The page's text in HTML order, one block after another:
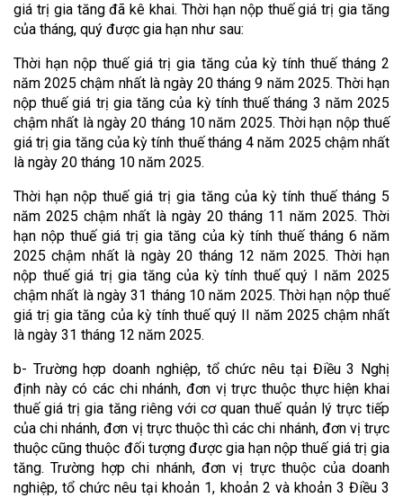
giá trị gia tăng đã kê khai. Thời hạn nộp thuế giá trị gia tăng
của tháng, quý được gia hạn như sau:
Thời hạn nộp thuế giá trị gia tăng của kỳ tính thuế tháng 2
năm 2025 chậm nhất là ngày 20 tháng 9 năm 2025. Thời hạn
nộp thuế giá trị gia tăng của kỳ tính thuế tháng 3 năm 2025
chậm nhất là ngày 20 tháng 10 năm 2025. Thời hạn nộp thuế
giá trị gia tăng của kỳ tính thuế tháng 4 năm 2025 chậm nhất
là ngày 20 tháng 10 năm 2025.
Thời hạn nộp thuế giá trị gia tăng của kỳ tính thuế tháng 5
năm 2025 chậm nhất là ngày 20 tháng 11 năm 2025. Thời
hạn nộp thuế giá trị gia tăng của kỳ tính thuế tháng 6 năm
2025 chậm nhất là ngày 20 tháng 12 năm 2025. Thời hạn
nộp thuế giá trị gia tăng của kỳ tính thuế quý I năm 2025
chậm nhất là ngày 31 tháng 10 năm 2025. Thời hạn nộp thuế
giá trị gia tăng của kỳ tính thuế quý II năm 2025 chậm nhất
là ngày 31 tháng 12 năm 2025.
b- Trường hợp doanh nghiệp, tổ chức nêu tại Điều 3 Nghị
định này có các chi nhánh, đơn vị trực thuộc thực hiện khai
thuế giá trị gia tăng riêng với cơ quan thuế quản lý trực tiếp
của chi nhánh, đơn vị trực thuộc thì các chi nhánh, đơn vị trực
thuộc cũng thuộc đối tượng được gia hạn nộp thuế giá trị gia
tăng. Trường hợp chi nhánh, đơn vị trực thuộc của doanh
nghiệp, tổ chức nêu tại khoản 1, khoản 2 và khoản 3 Điều 3